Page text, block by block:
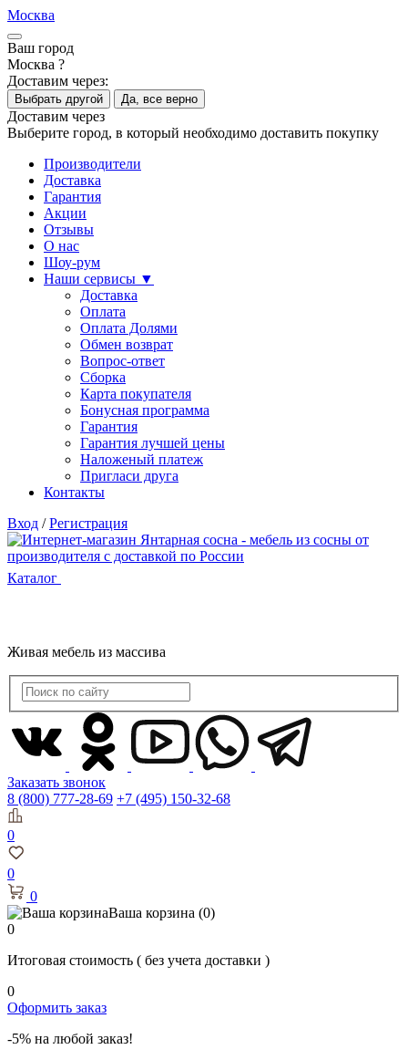
Москва
Ваш город
Москва ?
Доставим через:
Выбрать другой Да, все верно
Доставим через
Выберите город, в который необходимо доставить покупку
Производители
Доставка
Гарантия
Акции
Отзывы
О нас
Шоу-рум
Наши сервисы ▼
Доставка
Оплата
Оплата Долями
Обмен возврат
Вопрос-ответ
Сборка
Карта покупателя
Бонусная программа
Гарантия
Гарантия лучшей цены
Наложеный платеж
Пригласи друга
Контакты
Вход / Регистрация
Каталог
Живая мебель из массива
Заказать звонок
8 (800) 777-28-69 +7 (495) 150-32-68
0
0
0
Ваша корзина (0)
0
Итоговая стоимость ( без учета доставки )
0
Оформить заказ
-5% на любой заказ!